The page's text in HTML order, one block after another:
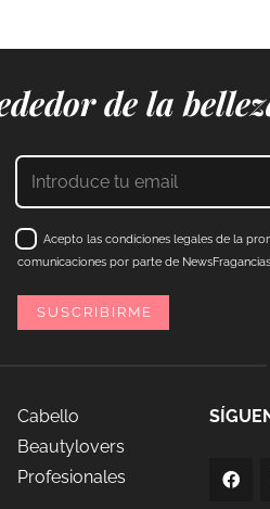
de la
Acepto las condiciones legales de la
comunicaciones por parte de
Cabello
Beautylovers
Profesionales